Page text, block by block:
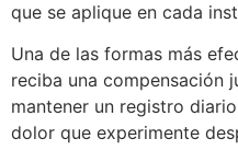
que se aplique en cada
Una de las formas más
reciba una compensación
mantener un registro
dolor que experimente